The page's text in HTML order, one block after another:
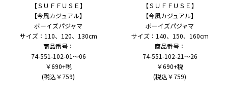
【ＳＵＦＦＵＳＥ】
【今風カジュアル】
ボーイズパジャマ
サイズ：110、120、130cm
商品番号：
74-551-102-01～06
￥690+税
(税込￥759)
【ＳＵＦＦＵＳＥ】
【今風カジュアル】
ボーイズパジャマ
サイズ：140、150、160cm
商品番号：
74-551-102-21～26
￥690+税
(税込￥759)